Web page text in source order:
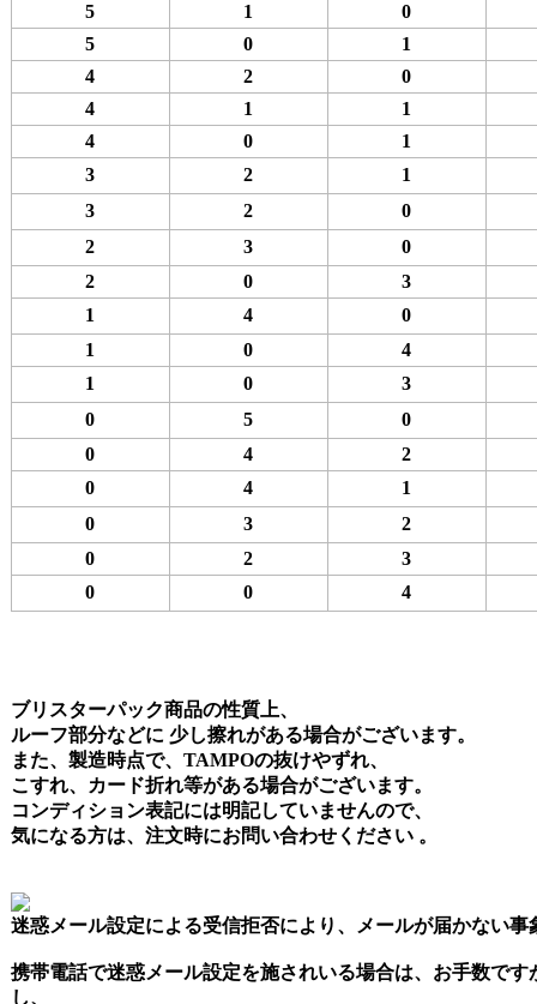
5
1
0
5
0
1
4
2
0
4
1
1
4
0
1
3
2
1
3
2
0
2
3
0
2
0
3
1
4
0
1
0
4
1
0
3
0
5
0
0
4
2
0
4
1
0
3
2
0
2
3
0
0 4
ブリスターパック商品の性質上、
ルーフ部分などに 少し擦れがある場合がございます。
また、製造時点で、TAMPOの抜けやずれ、
こすれ、カード折れ等がある場合がございます。
コンディション表記には明記していませんので、
気になる方は、注文時にお問い合わせください 。
迷惑メール設定による受信拒否により、メールが届かない事
携帯電話で迷惑メール設定を施されいる場合は、お手数で
し、